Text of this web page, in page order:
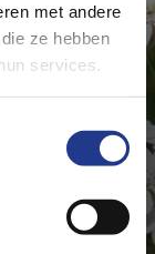
met andere
ze hebben
services.